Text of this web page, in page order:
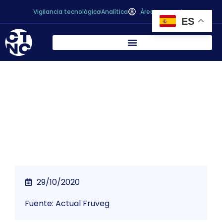
Vigilancia tecnológicaAnalítica Área personal
29/10/2020
Fuente: Actual Fruveg
ES